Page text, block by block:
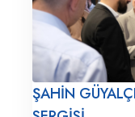
ŞAHİN